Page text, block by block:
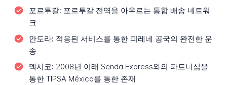
포르투갈: 포르투갈 전역을 아우르는 통합 배송 네트워
크
안도라: 적응된 서비스를 통한 피레네 공국의 완전한 운
송
멕시코: 2008년 이래 Senda Express와의 파트너십을
통한 TIPSA México를 통한 존재